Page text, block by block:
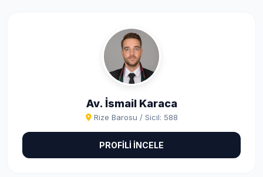
Av. İsmail Karaca
Rize Barosu / Sicil: 588
PROFİLİ İNCELE